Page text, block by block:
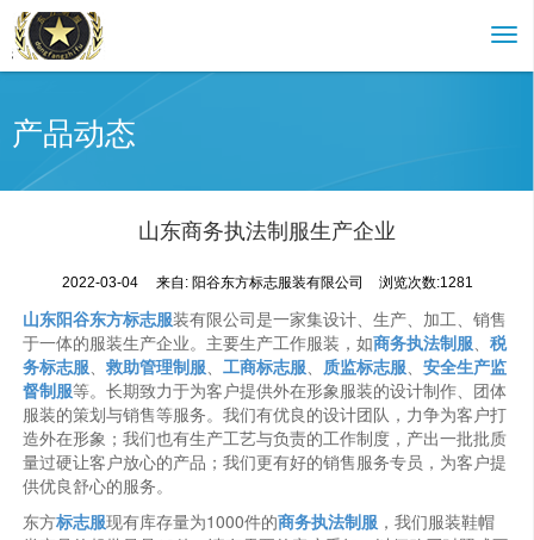
产品动态
山东商务执法制服生产企业
2022-03-04 来自: 阳谷东方标志服装有限公司 浏览次数:1281
山东阳谷东方标志服装有限公司是一家集设计、生产、加工、销售
于一体的服装生产企业。主要生产工作服装，如商务执法制服、税
务标志服、救助管理制服、工商标志服、 质监标志服、安全生产监
督制服等。长期致力于为客户提供外在形象服装的设计制作、团体
服装的策划与销售等服务。我们有优良的设计团队，力争为客户打
造外在形象；我们也有生产工艺与负责的工作制度，产出一批批质
量过硬让客户放心的产品；我们更有好的销售服务专员，为客户提
供优良舒心的服务。
东方标志服现有库存量为1000件的商务执法制服 ，我们服装鞋帽